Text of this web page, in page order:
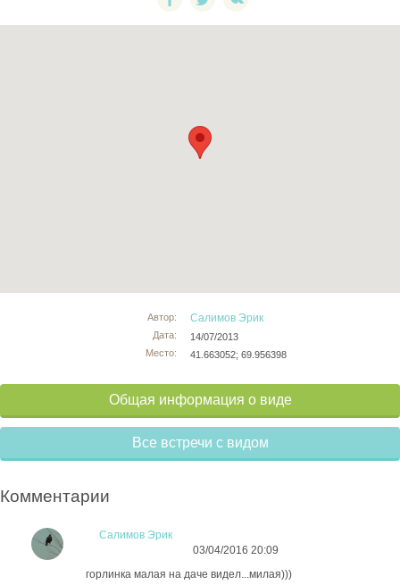
Автор:
Дата:
Место:
Салимов Эрик
14/07/2013
41.663052; 69.956398
Общая информация о виде
Все встречи с видом
Комментарии
Салимов Эрик
03/04/2016 20:09
горлинка малая на даче видел...милая)))